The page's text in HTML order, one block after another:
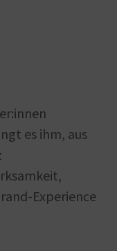
es ihm, aus
Experience